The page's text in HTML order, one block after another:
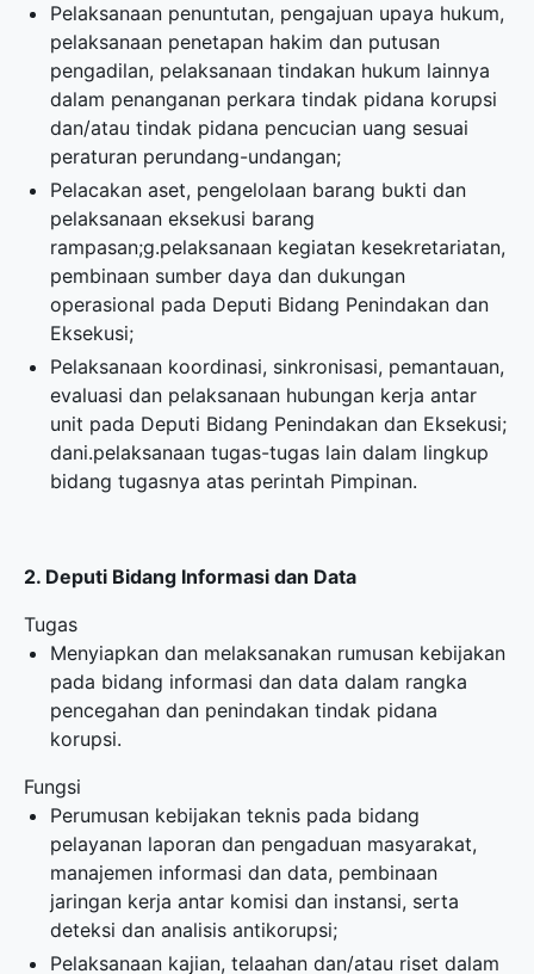
Pelaksanaan penuntutan, pengajuan upaya hukum,
pelaksanaan penetapan hakim dan putusan
pengadilan, pelaksanaan tindakan hukum lainnya
dalam penanganan perkara tindak pidana korupsi
dan/atau tindak pidana pencucian uang sesuai
peraturan perundang-undangan;
Pelacakan aset, pengelolaan barang bukti dan
pelaksanaan eksekusi barang
rampasan;g.pelaksanaan kegiatan kesekretariatan,
pembinaan sumber daya dan dukungan
operasional pada Deputi Bidang Penindakan dan
Eksekusi;
Pelaksanaan koordinasi, sinkronisasi, pemantauan,
evaluasi dan pelaksanaan hubungan kerja antar
unit pada Deputi Bidang Penindakan dan Eksekusi;
dani.pelaksanaan tugas-tugas lain dalam lingkup
bidang tugasnya atas perintah Pimpinan.
2. Deputi Bidang Informasi dan Data
Tugas
Menyiapkan dan melaksanakan rumusan kebijakan
pada bidang informasi dan data dalam rangka
pencegahan dan penindakan tindak pidana
korupsi.
Fungsi
Perumusan kebijakan teknis pada bidang
pelayanan laporan dan pengaduan masyarakat,
manajemen informasi dan data, pembinaan
jaringan kerja antar komisi dan instansi, serta
deteksi dan analisis antikorupsi;
Pelaksanaan kajian, telaahan dan/atau riset dalam